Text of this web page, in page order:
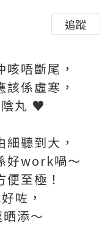
追蹤
唔斷尾，
係虛寒，
丸 ♥
細聽到大，
好work喎～
至極！
咗，
添～